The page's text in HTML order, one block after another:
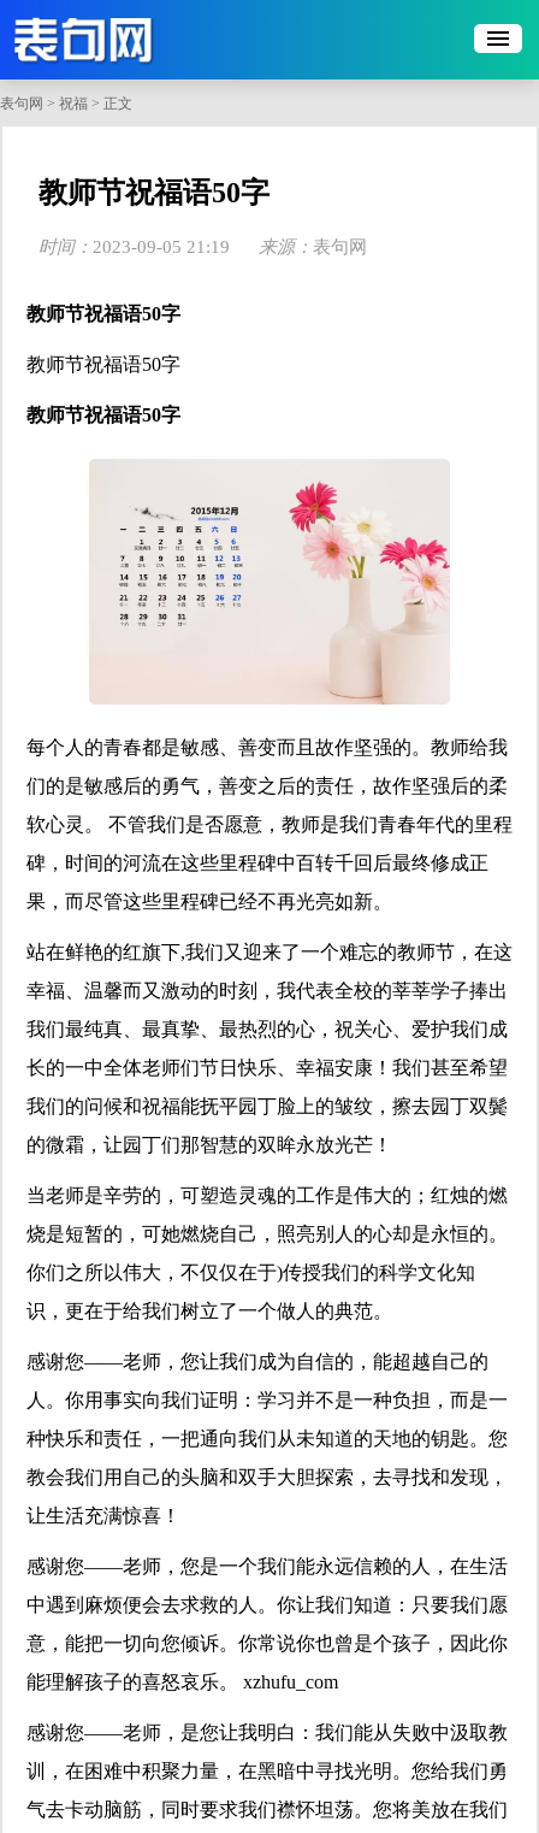
表句网 > 祝福 > 正文
​教师节祝福语50字
时间： 2023-09-05 21:19 来源： 表句网
教师节祝福语50字
教师节祝福语50字
教师节祝福语50字
每个人的青春都是敏感、善变而且故作坚强的。教师给我
们的是敏感后的勇气，善变之后的责任，故作坚强后的柔
软心灵。 不管我们是否愿意，教师是我们青春年代的里程
碑，时间的河流在这些里程碑中百转千回后最终修成正
果，而尽管这些里程碑已经不再光亮如新。
站在鲜艳的红旗下,我们又迎来了一个难忘的教师节，在这
幸福、温馨而又激动的时刻，我代表全校的莘莘学子捧出
我们最纯真、最真挚、最热烈的心，祝关心、爱护我们成
长的一中全体老师们节日快乐、幸福安康！我们甚至希望
我们的问候和祝福能抚平园丁脸上的皱纹，擦去园丁双鬓
的微霜，让园丁们那智慧的双眸永放光芒！
当老师是辛劳的，可塑造灵魂的工作是伟大的；红烛的燃
烧是短暂的，可她燃烧自己，照亮别人的心却是永恒的。
你们之所以伟大，不仅仅在于)传授我们的科学文化知
识，更在于给我们树立了一个做人的典范。
感谢您——老师，您让我们成为自信的，能超越自己的
人。你用事实向我们证明：学习并不是一种负担，而是一
种快乐和责任，一把通向我们从未知道的天地的钥匙。您
教会我们用自己的头脑和双手大胆探索，去寻找和发现，
让生活充满惊喜！
感谢您——老师，您是一个我们能永远信赖的人，在生活
中遇到麻烦便会去求救的人。你让我们知道：只要我们愿
意，能把一切向您倾诉。你常说你也曾是个孩子，因此你
能理解孩子的喜怒哀乐。 xzhufu_com
感谢您——老师，是您让我明白：我们能从失败中汲取教
训，在困难中积聚力量，在黑暗中寻找光明。您给我们勇
气去卡动脑筋，同时要求我们襟怀坦荡。您将美放在我们